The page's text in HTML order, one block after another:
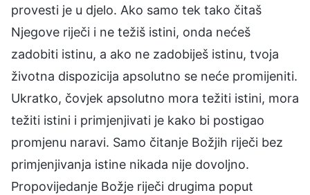
provesti je u djelo. Ako samo tek tako čitaš
Njegove riječi i ne težiš istini, onda nećeš
zadobiti istinu, a ako ne zadobiješ istinu, tvoja
životna dispozicija apsolutno se neće promijeniti.
Ukratko, čovjek apsolutno mora težiti istini, mora
težiti istini i primjenjivati je kako bi postigao
promjenu naravi. Samo čitanje Božjih riječi bez
primjenjivanja istine nikada nije dovoljno.
Propovijedanje Božje riječi drugima poput